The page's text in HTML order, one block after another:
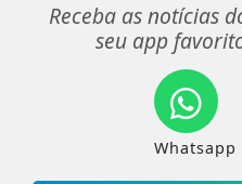
Receba as notícias
seu app
Whatsapp